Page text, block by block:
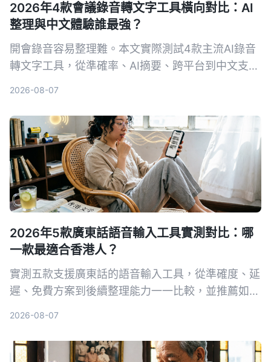
2026年4款會議錄音轉文字工具橫向對比：AI
整理與中文體驗誰最強？
開會錄音容易整理難。本文實際測試4款主流AI錄音
轉文字工具，從準確率、AI摘要、跨平台到中文支
2026-08-07
2026年5款廣東話語音輸入工具實測對比：哪
一款最適合香港人？
實測五款支援廣東話的語音輸入工具，從準確度、延
遲、免費方案到後續整理能力一一比較，並推薦如何
2026-08-07